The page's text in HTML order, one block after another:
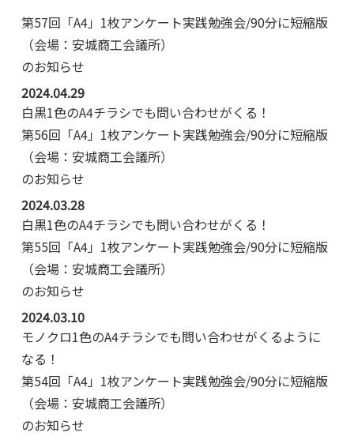
第57回「A4」1枚アンケート実践勉強会/90分に短縮版
（会場：安城商工会議所）
のお知らせ
2024.04.29
白黒1色のA4チラシでも問い合わせがくる！
第56回「A4」1枚アンケート実践勉強会/90分に短縮版
（会場：安城商工会議所）
のお知らせ
2024.03.28
白黒1色のA4チラシでも問い合わせがくる！
第55回「A4」1枚アンケート実践勉強会/90分に短縮版
（会場：安城商工会議所）
のお知らせ
2024.03.10
モノクロ1色のA4チラシでも問い合わせがくるように
なる！
第54回「A4」1枚アンケート実践勉強会/90分に短縮版
（会場：安城商工会議所）
のお知らせ